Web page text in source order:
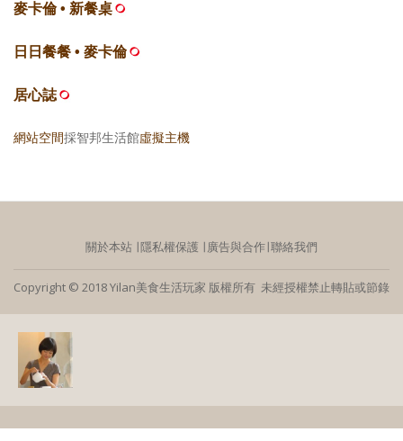
麥卡倫 • 新餐桌
日日餐餐 • 麥卡倫
居心誌
網站空間採智邦生活館虛擬主機
關於本站 ∣隱私權保護 ∣廣告與合作∣聯絡我們
Copyright © 2018 Yilan美食生活玩家 版權所有 未經授權禁止轉貼或節錄